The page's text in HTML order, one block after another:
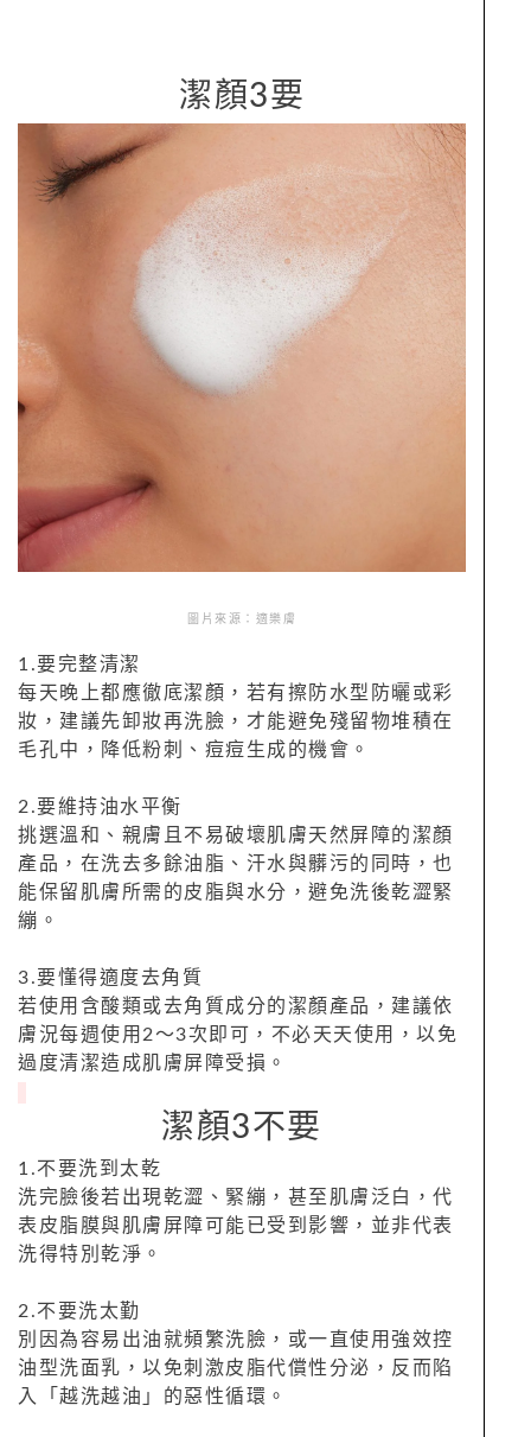
潔顏3要
圖片來源：適樂膚
1.要完整清潔
每天晚上都應徹底潔顏，若有擦防水型防曬或彩
妝，建議先卸妝再洗臉，才能避免殘留物堆積在
毛孔中，降低粉刺、痘痘生成的機會。
2.要維持油水平衡
挑選溫和、親膚且不易破壞肌膚天然屏障的潔顏
產品，在洗去多餘油脂、汗水與髒污的同時，也
能保留肌膚所需的皮脂與水分，避免洗後乾澀緊
繃。
3.要懂得適度去角質
若使用含酸類或去角質成分的潔顏產品，建議依
膚況每週使用2～3次即可，不必天天使用，以免
過度清潔造成肌膚屏障受損。
潔顏3不要
1.不要洗到太乾
洗完臉後若出現乾澀、緊繃，甚至肌膚泛白，代
表皮脂膜與肌膚屏障可能已受到影響，並非代表
洗得特別乾淨。
2.不要洗太勤
別因為容易出油就頻繁洗臉，或一直使用強效控
油型洗面乳，以免刺激皮脂代償性分泌，反而陷
入「越洗越油」的惡性循環。